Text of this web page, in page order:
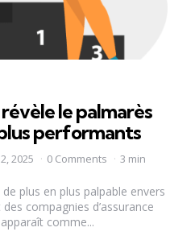
le palmarès
performants
2025 0 Comments 3 min
plus en plus palpable envers
compagnies d’assurance
comme...